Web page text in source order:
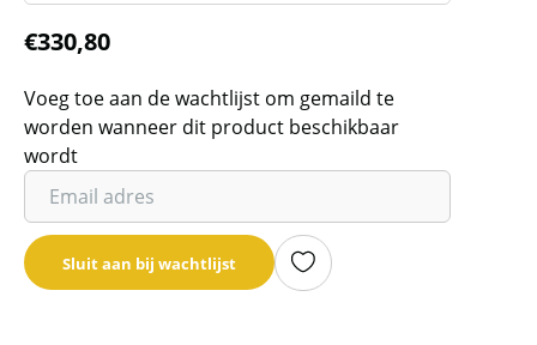
€330,80
Voeg toe aan de wachtlijst om gemaild te
worden wanneer dit product beschikbaar
wordt
Vul
je
email
adresSluit aan bij wachtlijst